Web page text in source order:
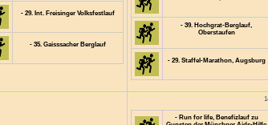
- 29. Int. Freisinger Volksfestlauf
- 35. Gaisssacher Berglauf
- 39. Hochgrat-Berglauf,
Oberstaufen
- 29. Staffel-Marathon, Augsburg
- Run for life, Benefizlauf zu